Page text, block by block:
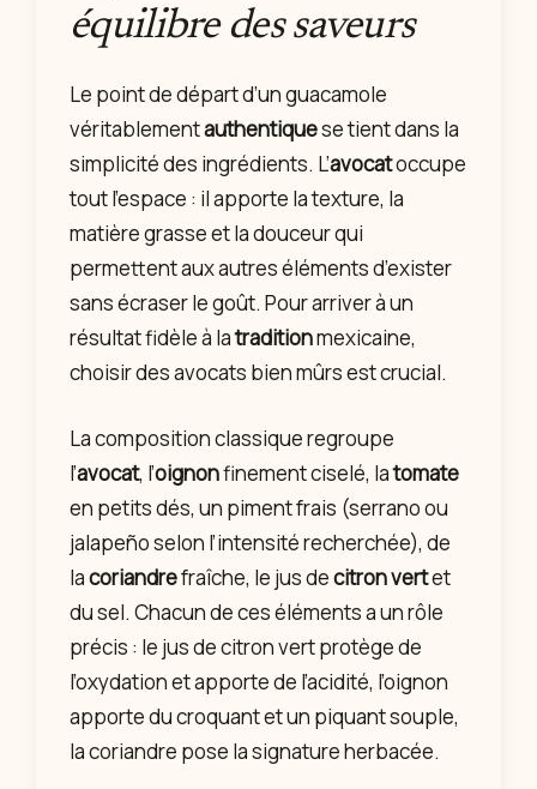
équilibre des saveurs
Le point de départ d’un guacamole
véritablementauthentiquese tient dans la
simplicité des ingrédients. L’avocatoccupe
tout l’espace : il apporte la texture, la
matière grasse et la douceur qui
permettent aux autres éléments d’exister
sans écraser le goût. Pour arriver à un
résultat fidèle à latraditionmexicaine,
choisir des avocats bien mûrs est crucial.
La composition classique regroupe
l’avocat, l’oignonfinement ciselé, latomate
en petits dés, un piment frais (serrano ou
jalapeño selon l’intensité recherchée), de
lacoriandrefraîche, le jus decitron vertet
du sel. Chacun de ces éléments a un rôle
précis : le jus de citron vert protège de
l’oxydation et apporte de l’acidité, l’oignon
apporte du croquant et un piquant souple,
la coriandre pose la signature herbacée.